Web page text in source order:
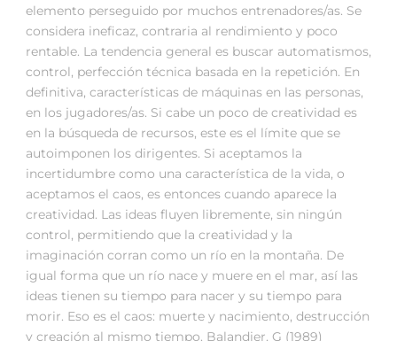
elemento perseguido por muchos entrenadores/as. Se
considera ineficaz, contraria al rendimiento y poco
rentable. La tendencia general es buscar automatismos,
control, perfección técnica basada en la repetición. En
definitiva, características de máquinas en las personas,
en los jugadores/as. Si cabe un poco de creatividad es
en la búsqueda de recursos, este es el límite que se
autoimponen los dirigentes. Si aceptamos la
incertidumbre como una característica de la vida, o
aceptamos el caos, es entonces cuando aparece la
creatividad. Las ideas fluyen libremente, sin ningún
control, permitiendo que la creatividad y la
imaginación corran como un río en la montaña. De
igual forma que un río nace y muere en el mar, así las
ideas tienen su tiempo para nacer y su tiempo para
morir. Eso es el caos: muerte y nacimiento, destrucción
y creación al mismo tiempo. Balandier, G (1989)